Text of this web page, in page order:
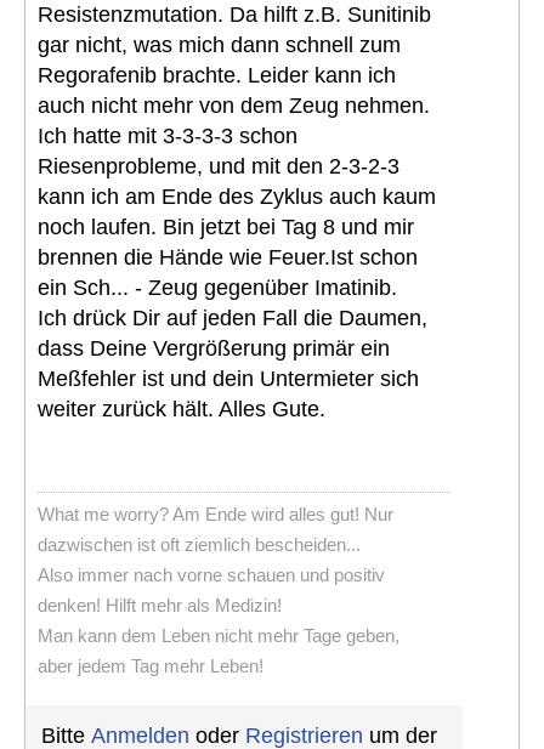
Resistenzmutation. Da hilft z.B. Sunitinib
gar nicht, was mich dann schnell zum
Regorafenib brachte. Leider kann ich
auch nicht mehr von dem Zeug nehmen.
Ich hatte mit 3-3-3-3 schon
Riesenprobleme, und mit den 2-3-2-3
kann ich am Ende des Zyklus auch kaum
noch laufen. Bin jetzt bei Tag 8 und mir
brennen die Hände wie Feuer.Ist schon
ein Sch... - Zeug gegenüber Imatinib.
Ich drück Dir auf jeden Fall die Daumen,
dass Deine Vergrößerung primär ein
Meßfehler ist und dein Untermieter sich
weiter zurück hält. Alles Gute.
What me worry? Am Ende wird alles gut! Nur
dazwischen ist oft ziemlich bescheiden...
Also immer nach vorne schauen und positiv
denken! Hilft mehr als Medizin!
Man kann dem Leben nicht mehr Tage geben,
aber jedem Tag mehr Leben!
Bitte Anmelden oder Registrieren um der